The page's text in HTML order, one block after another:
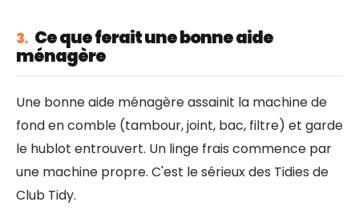
3. Ce que ferait une bonne aide
ménagère
Une bonne aide ménagère assainit la machine de
fond en comble (tambour, joint, bac, filtre) et garde
le hublot entrouvert. Un linge frais commence par
une machine propre. C'est le sérieux des Tidies de
Club Tidy.